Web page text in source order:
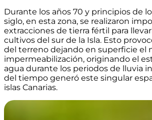
Durante los años 70 y principios de
siglo, en esta zona, se realizaron
extracciones de tierra fértil para
cultivos del sur de la Isla. Esto
del terreno dejando en superficie el
impermeabilización, originando el
agua durante los periodos de lluvia
del tiempo generó este singular
islas Canarias.